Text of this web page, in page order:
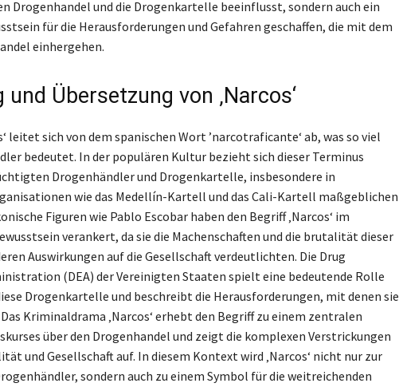
Drogenhandel und die Drogenkartelle beeinflusst, sondern auch ein
für die Herausforderungen und Gefahren geschaffen, die mit dem
einhergehen.
und Übersetzung von ‚Narcos‘
leitet sich von dem spanischen Wort ’narcotraficante‘ ab, was so viel
bedeutet. In der populären Kultur bezieht sich dieser Terminus
Drogenhändler und Drogenkartelle, insbesondere in
wie das Medellín-Kartell und das Cali-Kartell maßgeblichen
Figuren wie Pablo Escobar haben den Begriff ‚Narcos‘ im
verankert, da sie die Machenschaften und die brutalität dieser
Auswirkungen auf die Gesellschaft verdeutlichten. Die Drug
(DEA) der Vereinigten Staaten spielt eine bedeutende Rolle
Drogenkartelle und beschreibt die Herausforderungen, mit denen sie
Kriminaldrama ‚Narcos‘ erhebt den Begriff zu einem zentralen
über den Drogenhandel und zeigt die komplexen Verstrickungen
und Gesellschaft auf. In diesem Kontext wird ‚Narcos‘ nicht nur zur
sondern auch zu einem Symbol für die weitreichenden